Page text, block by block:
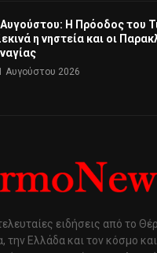
Η Πρόοδος του
η νηστεία και οι
Αυγούστου 2026
ειδήσεις από το
την Ελλάδα και τον κόσμο